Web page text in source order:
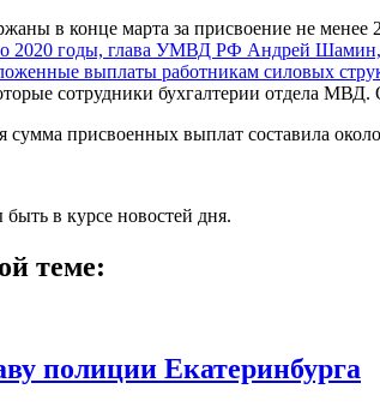
в конце марта за присвоение не
2020 годы, глава УМВД РФ Андрей Шамин,
выплаты работникам силовых
сотрудники бухгалтерии отдела
присвоенных выплат составила
в курсе новостей дня.
теме:
полиции Екатеринбурга